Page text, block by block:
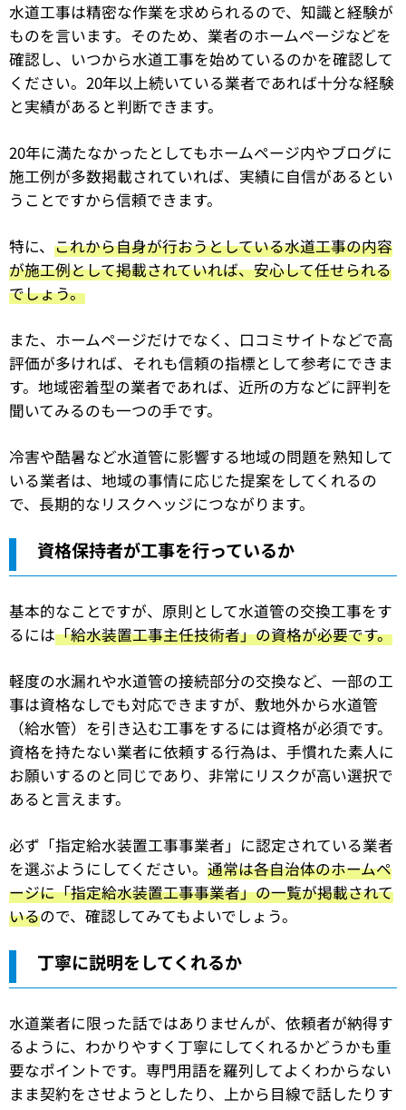
水道工事は精密な作業を求められるので、知識と経験が
ものを言います。そのため、業者のホームページなどを
確認し、いつから水道工事を始めているのかを確認して
ください。20年以上続いている業者であれば十分な経験
と実績があると判断できます。
20年に満たなかったとしてもホームページ内やブログに
施工例が多数掲載されていれば、実績に自信があるとい
うことですから信頼できます。
特に、 これから自身が行おうとしている水道工事の内容
が施工例として掲載されていれば、安心して任せられる
でしょう。
また、ホームページだけでなく、口コミサイトなどで高
評価が多ければ、それも信頼の指標として参考にできま
す。地域密着型の業者であれば、近所の方などに評判を
聞いてみるのも一つの手です。
冷害や酷暑など水道管に影響する地域の問題を熟知して
いる業者は、地域の事情に応じた提案をしてくれるの
で、長期的なリスクヘッジにつながります。
資格保持者が工事を行っているか
基本的なことですが、原則として水道管の交換工事をす
るには「給水装置工事主任技術者」の資格が必要です。
軽度の水漏れや水道管の接続部分の交換など、一部の工
事は資格なしでも対応できますが、敷地外から水道管
（給水管）を引き込む工事をするには資格が必須です。
資格を持たない業者に依頼する行為は、手慣れた素人に
お願いするのと同じであり、非常にリスクが高い選択で
あると言えます。
必ず「指定給水装置工事事業者」に認定されている業者
を選ぶようにしてください。 通常は各自治体のホームペ
ージに「指定給水装置工事事業者」の一覧が掲載されて
いるので、確認してみてもよいでしょう。
丁寧に説明をしてくれるか
水道業者に限った話ではありませんが、依頼者が納得す
るように、わかりやすく丁寧にしてくれるかどうかも重
要なポイントです。専門用語を羅列してよくわからない
まま契約をさせようとしたり、上から目線で話したりす